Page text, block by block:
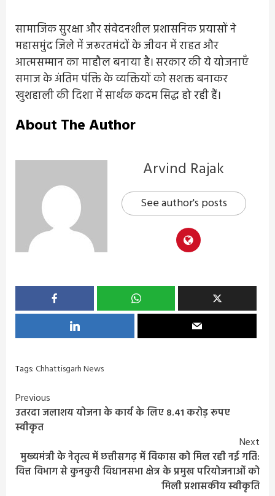
सामाजिक सुरक्षा और संवेदनशील प्रशासनिक प्रयासों ने
महासमुंद जिले में जरूरतमंदों के जीवन में राहत और
आत्मसम्मान का माहौल बनाया है। सरकार की ये योजनाएँ
समाज के अंतिम पंक्ति के व्यक्तियों को सशक्त बनाकर
खुशहाली की दिशा में सार्थक कदम सिद्ध हो रही हैं।
About The Author
Arvind Rajak
See author's posts
Tags:Chhattisgarh News
Continue
Reading
Previous
उतरदा जलाशय योजना के कार्य के लिए 8.41 करोड़ रूपए
स्वीकृत
Next
मुख्यमंत्री के नेतृत्व में छत्तीसगढ़ में विकास को मिल रही नई गति:
वित्त विभाग से कुनकुरी विधानसभा क्षेत्र के प्रमुख परियोजनाओं को
मिली प्रशासकीय स्वीकृति